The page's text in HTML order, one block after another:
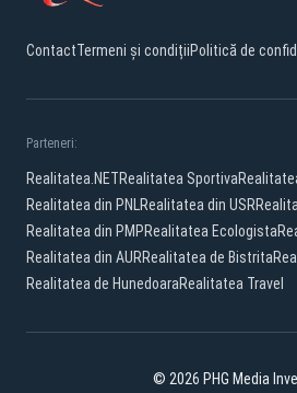
ContactTermeni și condițiiPolitică de
Parteneri:
Realitatea.NETRealitatea Sportiva
Realitatea din PNLRealitatea din USR
Realitatea din PMPRealitatea Ecologista
Realitatea din AURRealitatea de Bistrita
Realitatea de HunedoaraRealitatea Travel
© 2026 PHG Media